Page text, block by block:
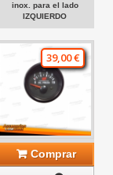
inox. para el lado
IZQUIERDO
39,00 €
Comprar